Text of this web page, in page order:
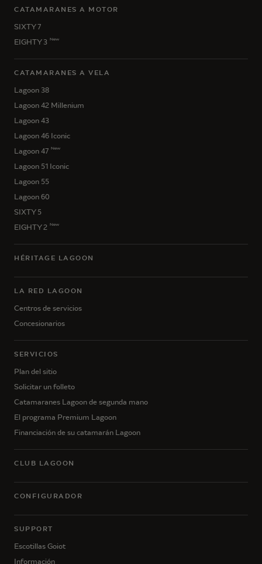
CATAMARANES A MOTOR
SIXTY 7
EIGHTY 3 New
CATAMARANES A VELA
Lagoon 38
Lagoon 42 Millenium
Lagoon 43
Lagoon 46 Iconic
Lagoon 47 New
Lagoon 51 Iconic
Lagoon 55
Lagoon 60
SIXTY 5
EIGHTY 2 New
HÉRITAGE LAGOON
LA RED LAGOON
Centros de servicios
Concesionarios
SERVICIOS
Plan del sitio
Solicitar un folleto
Catamaranes Lagoon de segunda mano
El programa Premium Lagoon
Financiación de su catamarán Lagoon
CLUB LAGOON
CONFIGURADOR
SUPPORT
Escotillas Goiot
Información